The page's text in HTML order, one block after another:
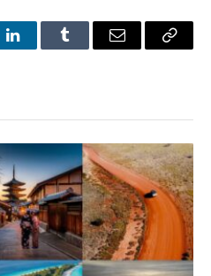
LinkedInTumblr Email
Copy